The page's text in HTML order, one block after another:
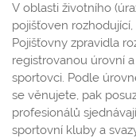
V oblasti životního
pojišťoven
Pojišťovny zpravidla
registrovanou úrovní
sportovci. Podle
se věnujete, pak
profesionálů
sportovní kluby a